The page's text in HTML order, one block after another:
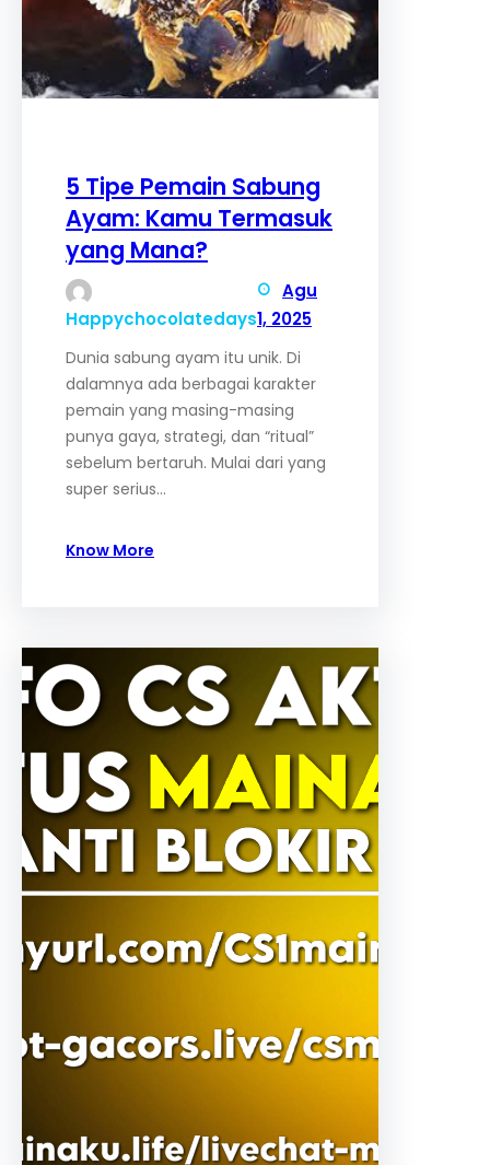
5 Tipe Pemain Sabung
Ayam: Kamu Termasuk
yang Mana?
Happychocolatedays
Agu
1, 2025
Dunia sabung ayam itu unik. Di
dalamnya ada berbagai karakter
pemain yang masing-masing
punya gaya, strategi, dan “ritual”
sebelum bertaruh. Mulai dari yang
super serius…
Know More